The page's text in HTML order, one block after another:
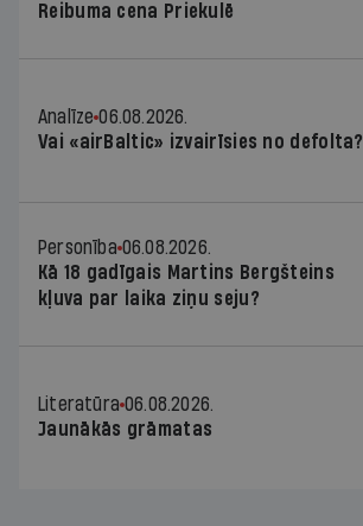
Reibuma cena Priekulē
Analīze 06.08.2026.
Vai «airBaltic» izvairīsies no defolta?
Personība 06.08.2026.
Kā 18 gadīgais Martins Bergšteins
kļuva par laika ziņu seju?
Literatūra 06.08.2026.
Jaunākās grāmatas